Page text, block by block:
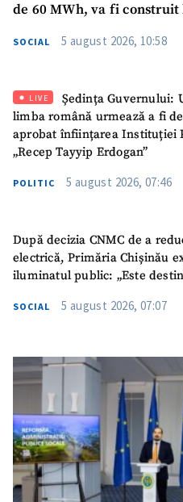
de 60 MWh, va fi construit
SOCIAL 5 august 2026, 10:58
LIVE
Ședința Guvernului:
limba română urmează a fi
aprobat înființarea Instituției
„Recep Tayyip Erdogan”
POLITIC 5 august 2026, 07:46
După decizia CNMC de a
electrică, Primăria Chișinău
iluminatul public: „Este
SOCIAL 5 august 2026, 07:07